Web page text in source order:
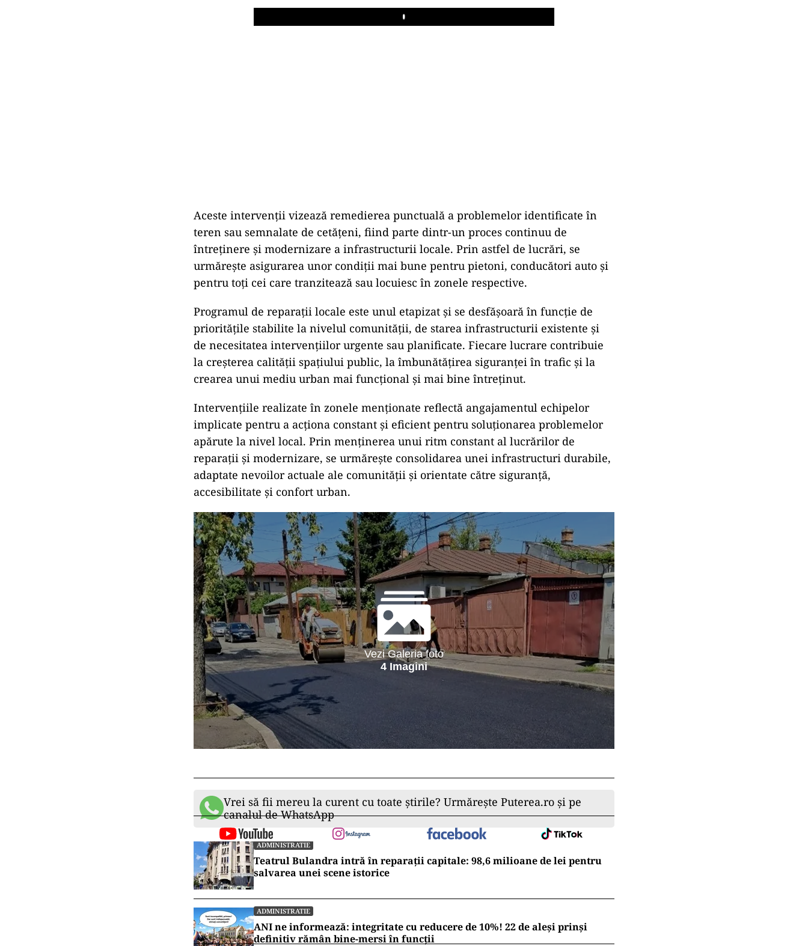
Play
Aceste intervenții vizează remedierea punctuală a problemelor identificate în
teren sau semnalate de cetățeni, fiind parte dintr-un proces continuu de
întreținere și modernizare a infrastructurii locale. Prin astfel de lucrări, se
urmărește asigurarea unor condiții mai bune pentru pietoni, conducători auto și
pentru toți cei care tranzitează sau locuiesc în zonele respective.
Programul de reparații locale este unul etapizat și se desfășoară în funcție de
prioritățile stabilite la nivelul comunității, de starea infrastructurii existente și
de necesitatea intervențiilor urgente sau planificate. Fiecare lucrare contribuie
la creșterea calității spațiului public, la îmbunătățirea siguranței în trafic și la
crearea unui mediu urban mai funcțional și mai bine întreținut.
Intervențiile realizate în zonele menționate reflectă angajamentul echipelor
implicate pentru a acționa constant și eficient pentru soluționarea problemelor
apărute la nivel local. Prin menținerea unui ritm constant al lucrărilor de
reparații și modernizare, se urmărește consolidarea unei infrastructuri durabile,
adaptate nevoilor actuale ale comunității și orientate către siguranță,
accesibilitate și confort urban.
Vezi Galeria foto
4 Imagini
Vrei să fii mereu la curent cu toate știrile? Urmărește Puterea.ro și pe
canalul de WhatsApp
ADMINISTRATIE
Teatrul Bulandra intră în reparații capitale: 98,6 milioane de lei pentru
salvarea unei scene istorice
ADMINISTRATIE
ANI ne informează: integritate cu reducere de 10%! 22 de aleși prinși
definitiv rămân bine-mersi în funcții